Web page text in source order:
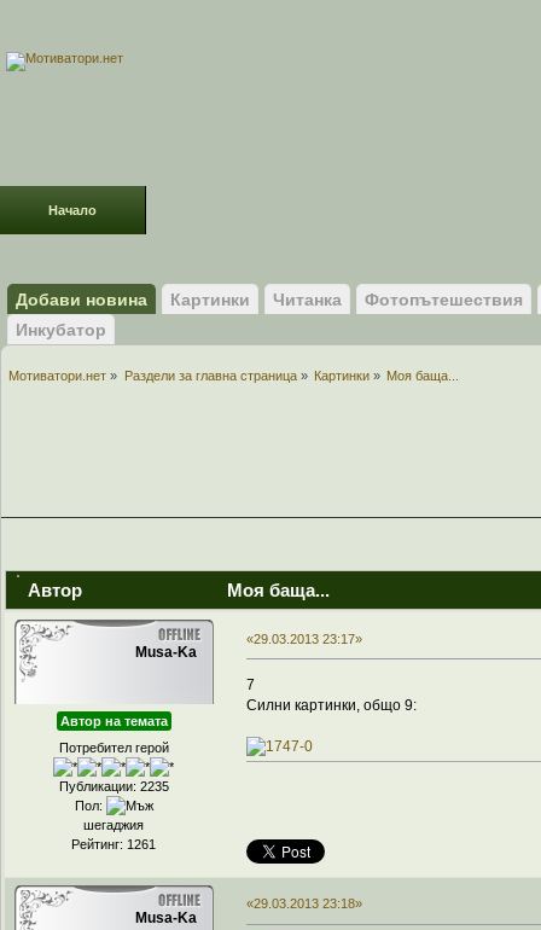
Начало
Добави новина Картинки Читанка
Фотопътешествия
Инкубатор
Мотиватори.нет » Раздели за главна страница» Картинки» Моя баща...
Автор Моя баща...
Musa-Ka
Автор на темата
Потребител герой
Публикации: 2235
Пол:
шегаджия
Рейтинг: 1261
«29.03.2013 23:17»
7
Силни картинки, общо 9:
Musa-Ka
«29.03.2013 23:18»